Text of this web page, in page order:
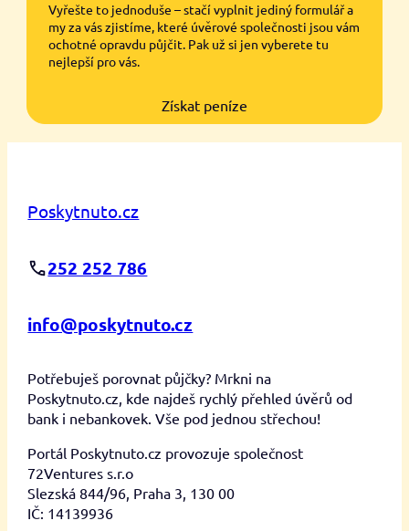
Vyřešte to jednoduše – stačí vyplnit jediný formulář a
my za vás zjistíme, které úvěrové společnosti jsou vám
ochotné opravdu půjčit. Pak už si jen vyberete tu
nejlepší pro vás.
Získat peníze
Poskytnuto.cz
252 252 786
info@poskytnuto.cz
Potřebuješ porovnat půjčky? Mrkni na
Poskytnuto.cz, kde najdeš rychlý přehled úvěrů od
bank i nebankovek. Vše pod jednou střechou!
Portál Poskytnuto.cz provozuje společnost
72Ventures s.r.o
Slezská 844/96, Praha 3, 130 00
IČ: 14139936